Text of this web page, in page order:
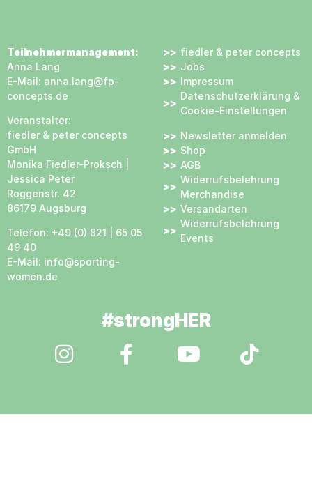
Teilnehmermanagement:
Anna Lang
E-Mail: anna.lang@fp-
concepts.de
Veranstalter:
fiedler & peter concepts
GmbH
Monika Fiedler-Proksch |
Jessica Peter
Roggenstr. 42
86179 Augsburg
Telefon: +49 (0) 821 | 65 05
49 40
E-Mail: info@sporting-
women.de
fiedler & peter concepts
Jobs
Impressum
Datenschutzerklärung &
Cookie-Einstellungen
Newsletter anmelden
Shop
AGB
Widerrufsbelehrung
Merchandise
Versandarten
Widerrufsbelehrung
Events
#strongHER